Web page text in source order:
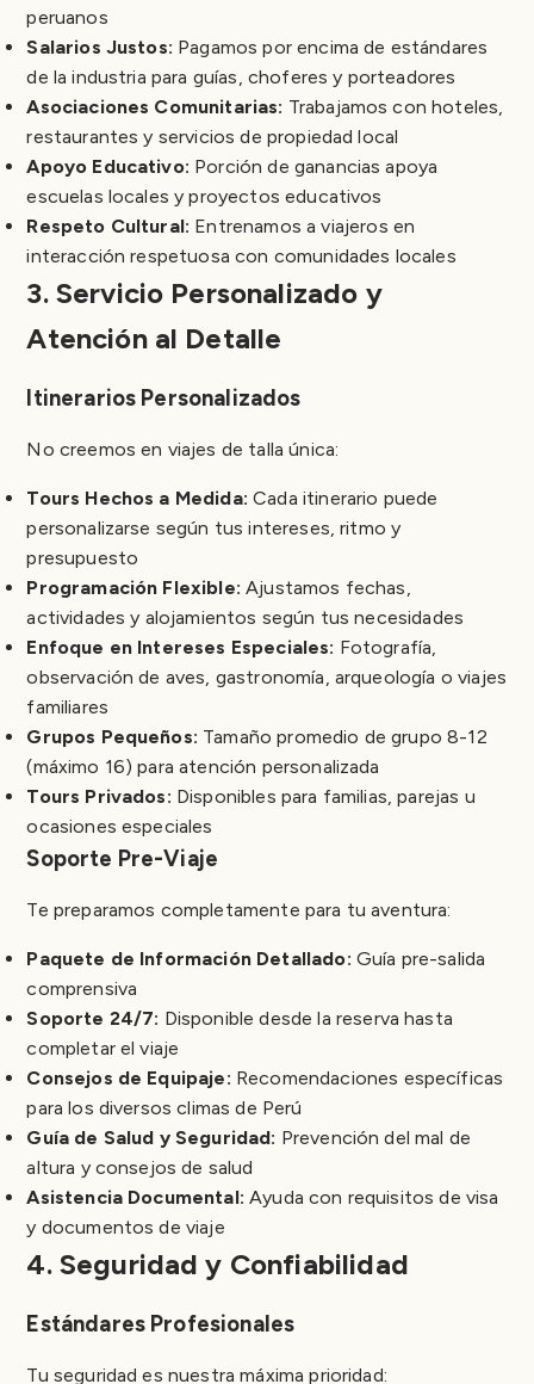
peruanos
Salarios Justos: Pagamos por encima de estándares
de la industria para guías, choferes y porteadores
Asociaciones Comunitarias: Trabajamos con hoteles,
restaurantes y servicios de propiedad local
Apoyo Educativo: Porción de ganancias apoya
escuelas locales y proyectos educativos
Respeto Cultural: Entrenamos a viajeros en
interacción respetuosa con comunidades locales
3. Servicio Personalizado y
Atención al Detalle
Itinerarios Personalizados
No creemos en viajes de talla única:
Tours Hechos a Medida: Cada itinerario puede
personalizarse según tus intereses, ritmo y
presupuesto
Programación Flexible: Ajustamos fechas,
actividades y alojamientos según tus necesidades
Enfoque en Intereses Especiales: Fotografía,
observación de aves, gastronomía, arqueología o viajes
familiares
Grupos Pequeños: Tamaño promedio de grupo 8-12
(máximo 16) para atención personalizada
Tours Privados: Disponibles para familias, parejas u
ocasiones especiales
Soporte Pre-Viaje
Te preparamos completamente para tu aventura:
Paquete de Información Detallado: Guía pre-salida
comprensiva
Soporte 24/7: Disponible desde la reserva hasta
completar el viaje
Consejos de Equipaje: Recomendaciones específicas
para los diversos climas de Perú
Guía de Salud y Seguridad: Prevención del mal de
altura y consejos de salud
Asistencia Documental: Ayuda con requisitos de visa
y documentos de viaje
4. Seguridad y Confiabilidad
Estándares Profesionales
Tu seguridad es nuestra máxima prioridad: